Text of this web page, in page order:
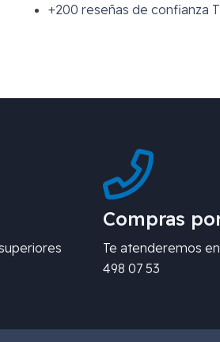
+200 reseñas de confianza
Compras
Te atenderemos
498 07 53